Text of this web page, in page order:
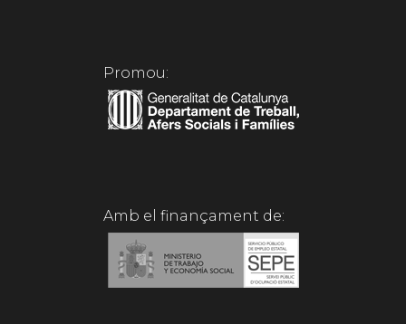
Promou:
Amb el finançament de: